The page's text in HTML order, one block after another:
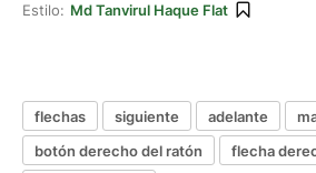
Estilo: Md Tanvirul Haque Flat
flechas siguiente adelante
botón derecho del ratón
flecha